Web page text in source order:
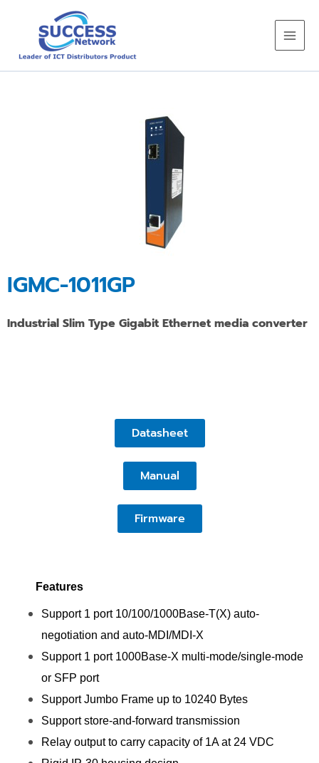
content
IGMC-1011GP
Industrial Slim Type Gigabit Ethernet media converter
Datasheet
Manual
Firmware
Features
Support 1 port 10/100/1000Base-T(X) auto-
negotiation and auto-MDI/MDI-X
Support 1 port 1000Base-X multi-mode/single-mode
or SFP port
Support Jumbo Frame up to 10240 Bytes
Support store-and-forward transmission
Relay output to carry capacity of 1A at 24 VDC